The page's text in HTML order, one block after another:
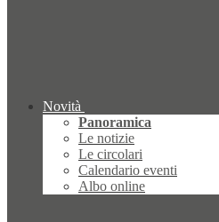
Novità
Panoramica
Le notizie
Le circolari
Calendario eventi
Albo online